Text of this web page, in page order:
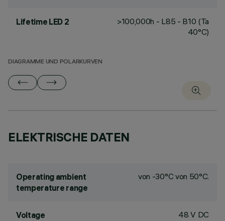
Lifetime LED 2
>100,000h - L85 - B10 (Ta
40°C)
DIAGRAMME UND POLARKURVEN
ELEKTRISCHE DATEN
Operating ambient
temperature range
von -30°C von 50°C.
Voltage 48 V DC